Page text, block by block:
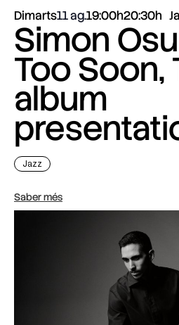
Dimarts11 ag.19:00h20:30h
Simon
Too Soon,
album
Jazz
Saber més